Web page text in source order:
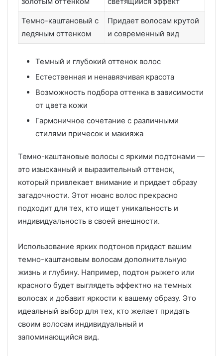
Темно-каштановый с
ледяным оттенком
Придает волосам крутой
и современный вид
Темный и глубокий оттенок волос
Естественная и ненавязчивая красота
Возможность подбора оттенка в зависимости
от цвета кожи
Гармоничное сочетание с различными
стилями причесок и макияжа
Темно-каштановые волосы с яркими подтонами —
это изысканный и выразительный оттенок,
который привлекает внимание и придает образу
загадочности. Этот нюанс волос прекрасно
подходит для тех, кто ищет уникальность и
индивидуальность в своей внешности.
Использование ярких подтонов придаст вашим
темно-каштановым волосам дополнительную
жизнь и глубину. Например, подтон рыжего или
красного будет выглядеть эффектно на темных
волосах и добавит яркости к вашему образу. Это
идеальный выбор для тех, кто желает придать
своим волосам индивидуальный и
запоминающийся вид.